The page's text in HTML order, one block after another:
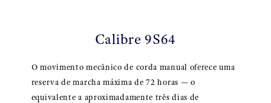
Calibre 9S64
O movimento mecânico de corda manual oferece uma
reserva de marcha máxima de 72 horas — o
equivalente a aproximadamente três dias de